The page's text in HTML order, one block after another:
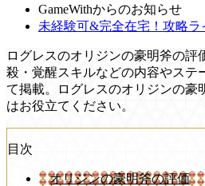
GameWithからのお知らせ
未経験可&完全在宅！攻略ラ
ログレスのオリジンの豪明斧の評
殺・覚醒スキルなどの内容やステ
て掲載。ログレスのオリジンの豪
はお役立てください。
目次
オリジンの豪明斧の評価